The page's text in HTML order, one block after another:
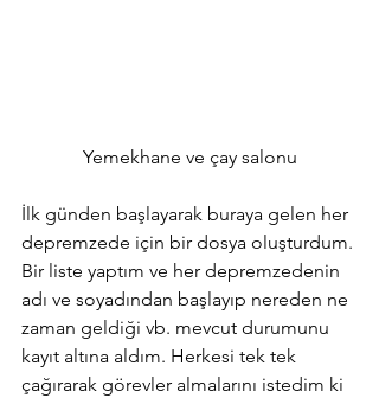
Yemekhane ve çay salonu
İlk günden başlayarak buraya gelen her
depremzede için bir dosya oluşturdum.
Bir liste yaptım ve her depremzedenin
adı ve soyadından başlayıp nereden ne
zaman geldiği vb. mevcut durumunu
kayıt altına aldım. Herkesi tek tek
çağırarak görevler almalarını istedim ki